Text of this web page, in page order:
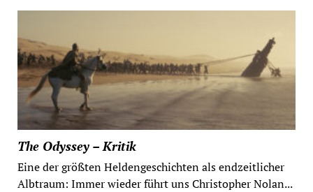
The Odyssey – Kritik
Eine der größten Heldengeschichten als endzeitlicher
Albtraum: Immer wieder führt uns Christopher Nolan...